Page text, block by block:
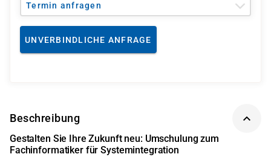
Termin anfragen
UNVERBINDLICHE ANFRAGE
Beschreibung
Gestalten Sie Ihre Zukunft neu: Umschulung zum
Fachinformatiker für Systemintegration